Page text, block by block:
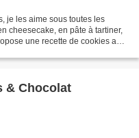
je les aime sous toutes les
cheesecake, en pâte à tartiner,
une recette de cookies aux
& Chocolat